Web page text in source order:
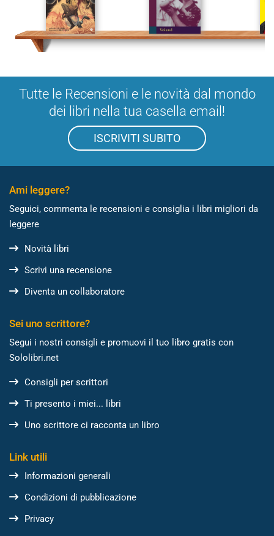
Tutte le Recensioni e le novità dal mondo
dei libri nella tua casella email!
ISCRIVITI SUBITO
Ami leggere?
Seguici, commenta le recensioni e consiglia i libri migliori da
leggere
Novità libri
Scrivi una recensione
Diventa un collaboratore
Sei uno scrittore?
Segui i nostri consigli e promuovi il tuo libro gratis con
Sololibri.net
Consigli per scrittori
Ti presento i miei... libri
Uno scrittore ci racconta un libro
Link utili
Informazioni generali
Condizioni di pubblicazione
Privacy